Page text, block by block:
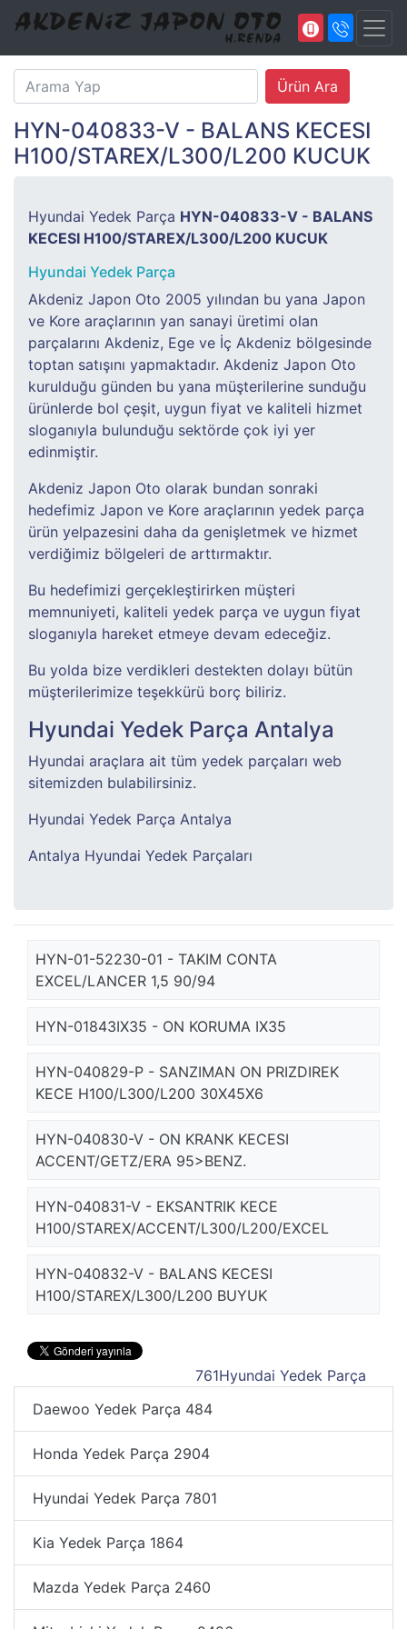
HYN-040833-V - BALANS KECESI
H100/STAREX/L300/L200 KUCUK
Hyundai Yedek Parça HYN-040833-V - BALANS
KECESI H100/STAREX/L300/L200 KUCUK
Hyundai Yedek Parça
Akdeniz Japon Oto 2005 yılından bu yana Japon
ve Kore araçlarının yan sanayi üretimi olan
parçalarını Akdeniz, Ege ve İç Akdeniz bölgesinde
toptan satışını yapmaktadır. Akdeniz Japon Oto
kurulduğu günden bu yana müşterilerine sunduğu
ürünlerde bol çeşit, uygun fiyat ve kaliteli hizmet
sloganıyla bulunduğu sektörde çok iyi yer
edinmiştir.
Akdeniz Japon Oto olarak bundan sonraki
hedefimiz Japon ve Kore araçlarının yedek parça
ürün yelpazesini daha da genişletmek ve hizmet
verdiğimiz bölgeleri de arttırmaktır.
Bu hedefimizi gerçekleştirirken müşteri
memnuniyeti, kaliteli yedek parça ve uygun fiyat
sloganıyla hareket etmeye devam edeceğiz.
Bu yolda bize verdikleri destekten dolayı bütün
müşterilerimize teşekkürü borç biliriz.
Hyundai Yedek Parça Antalya
Hyundai araçlara ait tüm yedek parçaları web
sitemizden bulabilirsiniz.
Hyundai Yedek Parça Antalya
Antalya Hyundai Yedek Parçaları
HYN-01-52230-01 - TAKIM CONTA
EXCEL/LANCER 1,5 90/94
HYN-01843IX35 - ON KORUMA IX35
HYN-040829-P - SANZIMAN ON PRIZDIREK
KECE H100/L300/L200 30X45X6
HYN-040830-V - ON KRANK KECESI
ACCENT/GETZ/ERA 95>BENZ.
HYN-040831-V - EKSANTRIK KECE
H100/STAREX/ACCENT/L300/L200/EXCEL
HYN-040832-V - BALANS KECESI
H100/STAREX/L300/L200 BUYUK
761Hyundai Yedek Parça
Daewoo Yedek Parça 484
Honda Yedek Parça 2904
Hyundai Yedek Parça 7801
Kia Yedek Parça 1864
Mazda Yedek Parça 2460